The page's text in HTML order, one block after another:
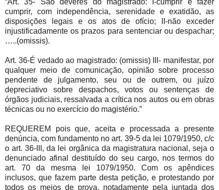
cumprir, com independência, serenidade e exatidão, as
disposições legais e os atos de ofício; II-não exceder
injustificadamente os prazos para sentenciar ou despachar;
…..(omissis).
Art. 36-É vedado ao magistrado: (omissis) III- manifestar, por
qualquer meio de comunicação, opinião sobre processo
pendente de julgamento, seu ou de outrem, ou juízo
depreciativo sobre despachos, votos ou sentenças de
órgãos judiciais, ressalvada a crítica nos autos ou em obras
técnicas ou no exercício do magistério.”
REQUEREM pois que, aceita e processada a presente
denúncia, com fundamento no art. 39-5 da lei 1079/1950, c/c
o art. 36-III, da lei orgânica da magistratura nacional, seja o
denunciado afinal destituído do seu cargo, nos termos do
art. 70 da mesma lei 1079/1950. Com os apêndices
inclusos, que fazem parte desta petição, e protestando por
todos os meios de prova, notadamente pela juntada dos